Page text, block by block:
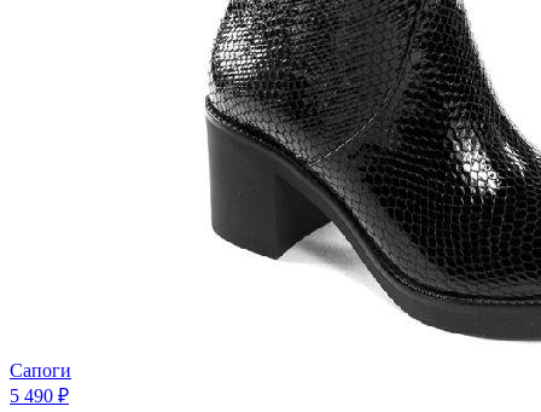
Сапоги
5 490 ₽